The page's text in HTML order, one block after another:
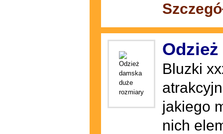
Bluzki
jakiego
nich